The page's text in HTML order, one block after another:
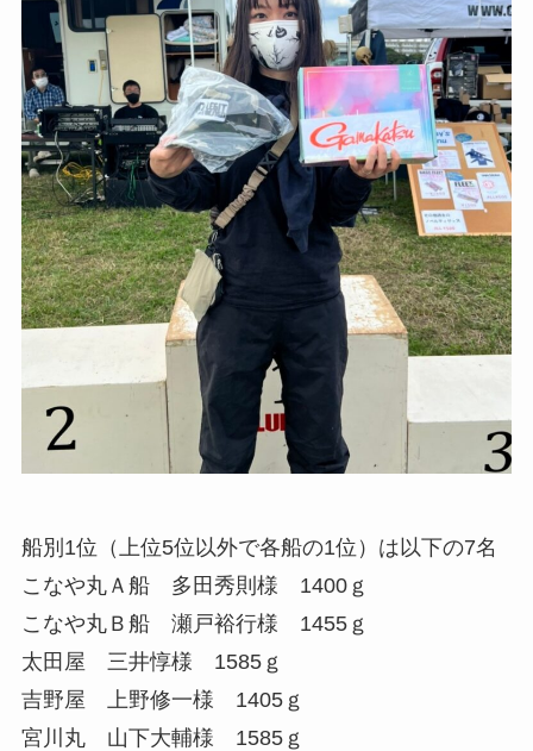
船別1位（上位5位以外で各船の1位）は以下の7名
こなや丸Ａ船 多田秀則様 1400ｇ
こなや丸Ｂ船 瀬戸裕行様 1455ｇ
太田屋 三井惇様 1585ｇ
吉野屋 上野修一様 1405ｇ
宮川丸 山下大輔様 1585ｇ